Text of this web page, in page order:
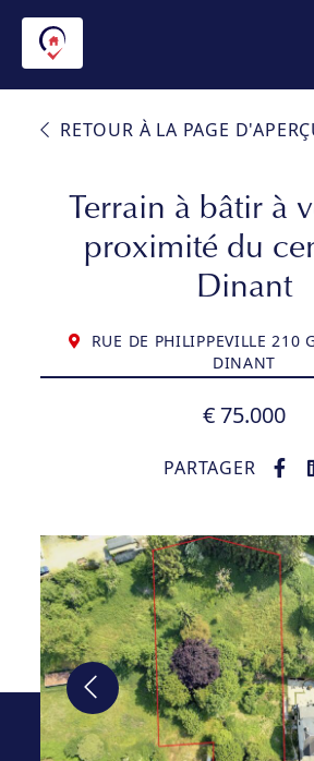
RETOUR À LA PAGE
Terrain à bâtir à
proximité du
Dinant
RUE DE PHILIPPEVILLE 210
DINANT
€ 75.000
PARTAGER